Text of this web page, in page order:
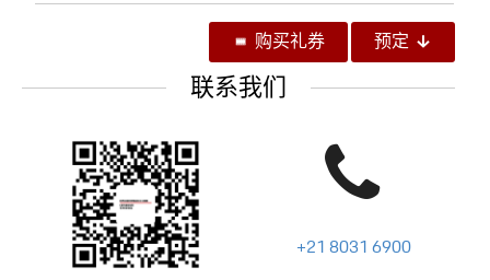
购买礼券 预定
联系我们
+21 8031 6900